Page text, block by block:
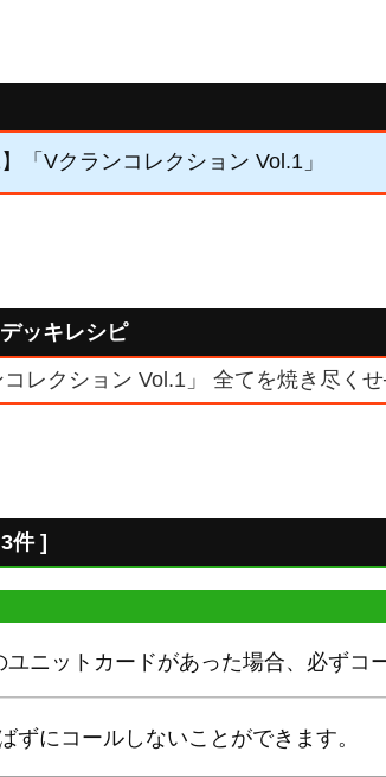
】「Vクランコレクション Vol.1」
ッキレシピ
コレクション Vol.1」 全てを焼き尽く
件 ]
ニットカードがあった場合、必ずコ
ずにコールしないことができます。